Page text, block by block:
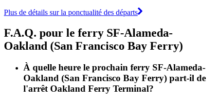
Plus de détails sur la ponctualité des départs
F.A.Q. pour le ferry SF-Alameda-
Oakland (San Francisco Bay Ferry)
À quelle heure le prochain ferry SF-Alameda-
Oakland (San Francisco Bay Ferry) part-il de
l'arrêt Oakland Ferry Terminal?